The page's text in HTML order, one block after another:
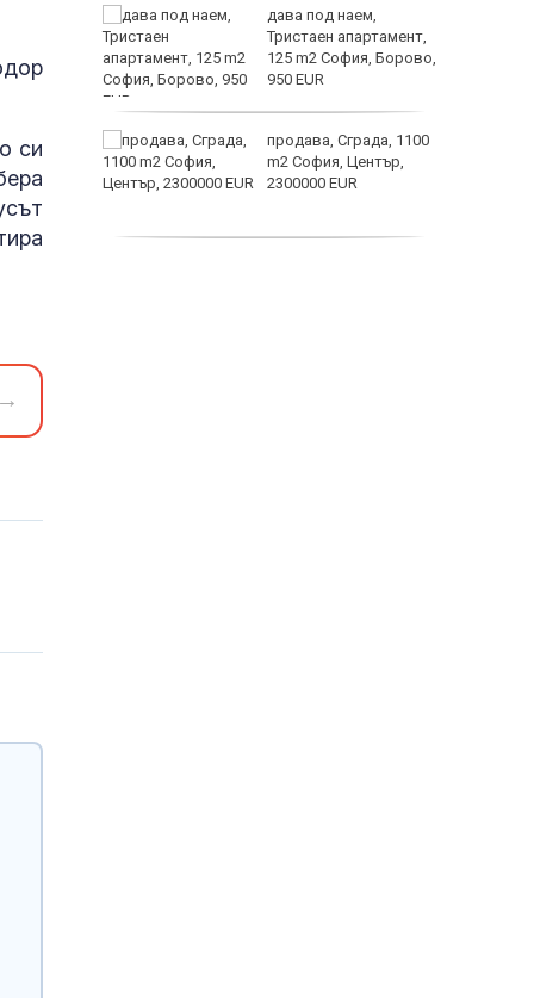
си
дава под наем,
Тристаен апартамент,
125 m2 София, Борово,
950 EUR
продава, Сграда, 1100
m2 София, Център,
2300000 EUR